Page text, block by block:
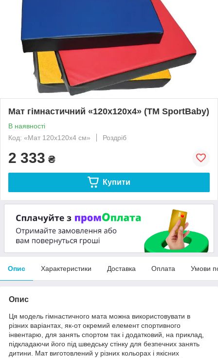
Мат гімнастичний «120х120х4» (ТМ SportBaby)
В наявності
Код: «Мат 120х120x4 см»
Роздріб
2 333 ₴
Купити
Опис Характеристики Доставка Оплата Умови
Опис
Ця модель гімнастичного мата можна використовувати в
різних варіантах, як-от окремий елемент спортивного
інвентарю, для занять спортом так і додатковий, на приклад,
підкладаючи його під шведську стінку для безпечних занять
дитини. Мат виготовлений у різних кольорах і якісних